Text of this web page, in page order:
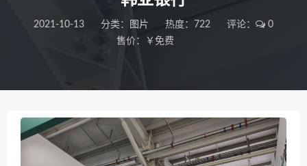
2021-10-13 分类： 图片 热度：722 评论：
0
售价：￥免费